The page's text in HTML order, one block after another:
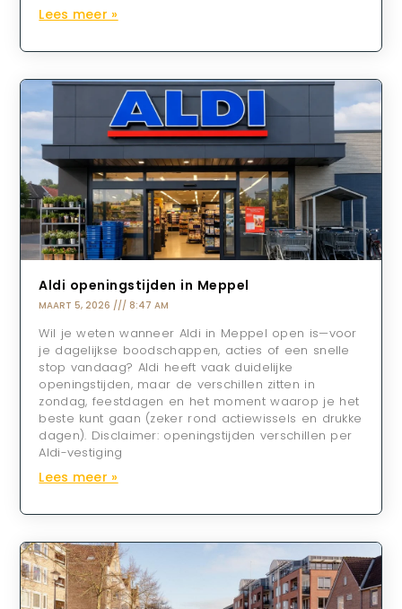
Lees meer »
Aldi openingstijden in Meppel
MAART 5, 2026 8:47 AM
Wil je weten wanneer Aldi in Meppel open is—voor
je dagelijkse boodschappen, acties of een snelle
stop vandaag? Aldi heeft vaak duidelijke
openingstijden, maar de verschillen zitten in
zondag, feestdagen en het moment waarop je het
beste kunt gaan (zeker rond actiewissels en drukke
dagen). Disclaimer: openingstijden verschillen per
Aldi-vestiging
Lees meer »